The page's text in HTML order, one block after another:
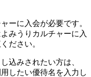
ーに入会が必要です。
みうりカルチャーに入
ださい。
込みされたい方は、
したい優待名を入力し